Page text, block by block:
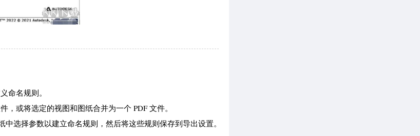
命名规则。
，或将选定的视图和图纸合并为一个 PDF 文件。
选择参数以建立命名规则，然后将这些规则保存到导出设置。